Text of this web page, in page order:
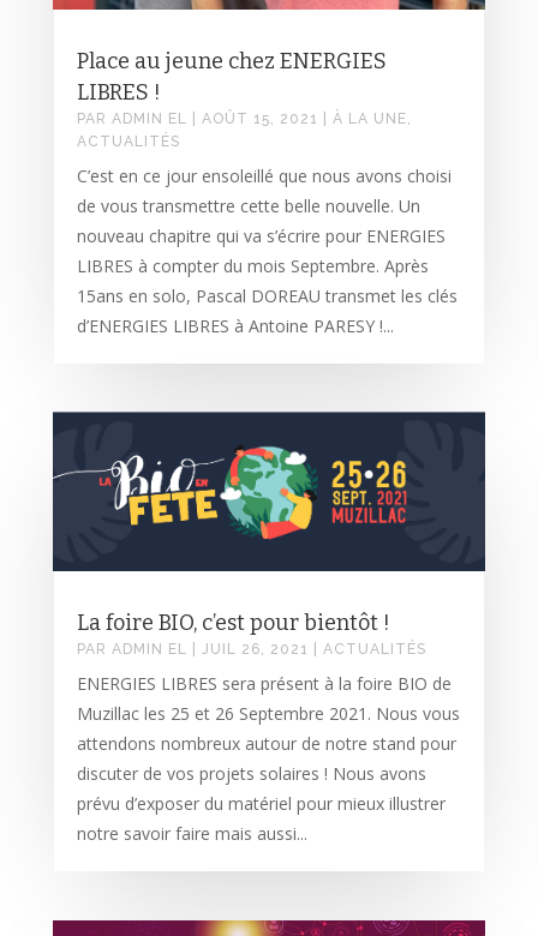
Place au jeune chez ENERGIES
LIBRES !
PAR ADMIN EL AOÛT 15, 2021 À LA UNE
ACTUALITÉS
C’est en ce jour ensoleillé que nous avons choisi
de vous transmettre cette belle nouvelle. Un
nouveau chapitre qui va s’écrire pour ENERGIES
LIBRES à compter du mois Septembre. Après
15ans en solo, Pascal DOREAU transmet les clés
d’ENERGIES LIBRES à Antoine PARESY !...
La foire BIO, c’est pour bientôt !
PAR ADMIN EL JUIL 26, 2021 ACTUALITÉS
ENERGIES LIBRES sera présent à la foire BIO de
Muzillac les 25 et 26 Septembre 2021. Nous vous
attendons nombreux autour de notre stand pour
discuter de vos projets solaires ! Nous avons
prévu d’exposer du matériel pour mieux illustrer
notre savoir faire mais aussi...